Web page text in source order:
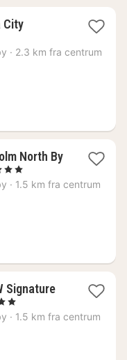
City1
fra
· 2.3 km fra centrum
North By
fra
Stjerner
· 1.5 km fra centrum
Signature
· 1.5 km fra centrum